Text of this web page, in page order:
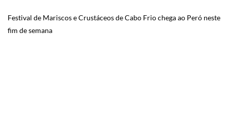
Festival de Mariscos e Crustáceos de Cabo Frio chega ao Peró neste
fim de semana